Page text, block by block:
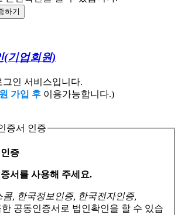
하기
(기업회원)
인 서비스입니다.
가입 후 이용가능합니다.)
증서 인증
증
서를 사용해 주세요.
콤, 한국정보인증, 한국전자인증,
공동인증서로 법인확인을 할 수 있습